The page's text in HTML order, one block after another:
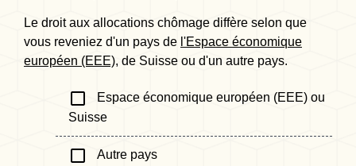
Le droit aux allocations chômage diffère selon que
vous reveniez d'un pays de l'Espace économique
européen (EEE), de Suisse ou d'un autre pays.
check_box_outline_blank
Espace économique européen (EEE) ou
Suisse
check_box_outline_blank Autre pays